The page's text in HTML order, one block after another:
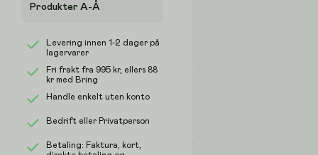
Produkter A-Å
Levering innen 1-2 dager på
lagervarer
Fri frakt fra 995 kr, ellers 88
kr med Bring
Handle enkelt uten konto
Bedrift eller Privatperson
Betaling: Faktura, kort,